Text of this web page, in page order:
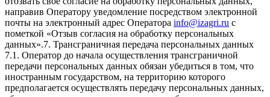
направив Оператору уведомление посредством электронной
почты на электронный адрес Оператора info@izagri.ru с
пометкой «Отзыв согласия на обработку персональных
данных».7. Трансграничная передача персональных данных
7.1. Оператор до начала осуществления трансграничной
передачи персональных данных обязан убедиться в том, что
иностранным государством, на территорию которого
предполагается осуществлять передачу персональных данных,